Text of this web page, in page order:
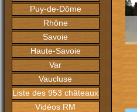
Puy-de-Dôme
Rhône
Savoie
Haute-Savoie
Var
Vaucluse
Liste des 953 châteaux
Vidéos RM